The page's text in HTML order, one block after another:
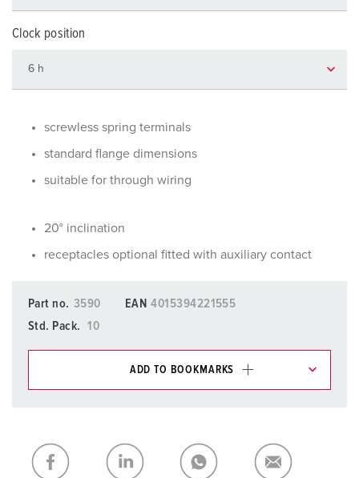
Clock position
screwless spring terminals
standard flange dimensions
suitable for through wiring
20° inclination
receptacles optional fitted with auxiliary contact
Part no. 3590 EAN 4015394221555
Std. Pack.
10
ADD TO BOOKMARKS
My list ADD